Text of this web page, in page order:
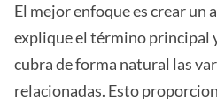
El mejor enfoque es crear
explique el término principal
cubra de forma natural las
relacionadas. Esto